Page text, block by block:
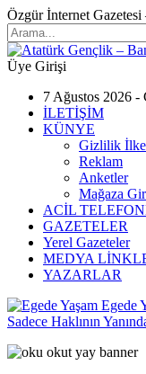
Özgür İnternet Gazetesi
Üye Girişi
7 Ağustos 2026 -
İLETİŞİM
KÜNYE
Gizlilik
Reklam
Anketler
Mağaza
ACİL
GAZETELER
Yerel Gazeteler
MEDYA
YAZARLAR
Egede
Sadece Haklının